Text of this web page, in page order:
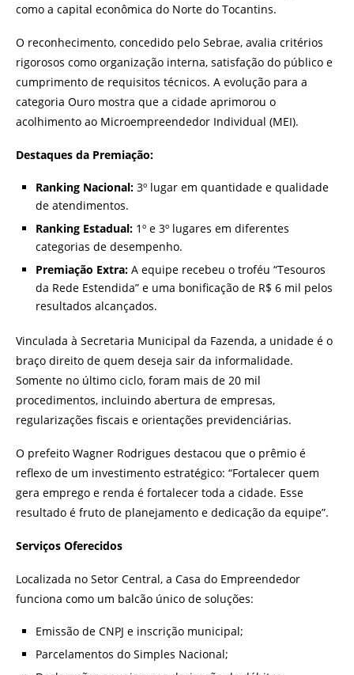
como a capital econômica do Norte do Tocantins.
O reconhecimento, concedido pelo Sebrae, avalia critérios
rigorosos como organização interna, satisfação do público e
cumprimento de requisitos técnicos. A evolução para a
categoria Ouro mostra que a cidade aprimorou o
acolhimento ao Microempreendedor Individual (MEI).
Destaques da Premiação:
Ranking Nacional: 3º lugar em quantidade e qualidade
de atendimentos.
Ranking Estadual: 1º e 3º lugares em diferentes
categorias de desempenho.
Premiação Extra: A equipe recebeu o troféu “Tesouros
da Rede Estendida” e uma bonificação de R$ 6 mil pelos
resultados alcançados.
Vinculada à Secretaria Municipal da Fazenda, a unidade é o
braço direito de quem deseja sair da informalidade.
Somente no último ciclo, foram mais de 20 mil
procedimentos, incluindo abertura de empresas,
regularizações fiscais e orientações previdenciárias.
O prefeito Wagner Rodrigues destacou que o prêmio é
reflexo de um investimento estratégico: “Fortalecer quem
gera emprego e renda é fortalecer toda a cidade. Esse
resultado é fruto de planejamento e dedicação da equipe”.
Serviços Oferecidos
Localizada no Setor Central, a Casa do Empreendedor
funciona como um balcão único de soluções:
Emissão de CNPJ e inscrição municipal;
Parcelamentos do Simples Nacional;